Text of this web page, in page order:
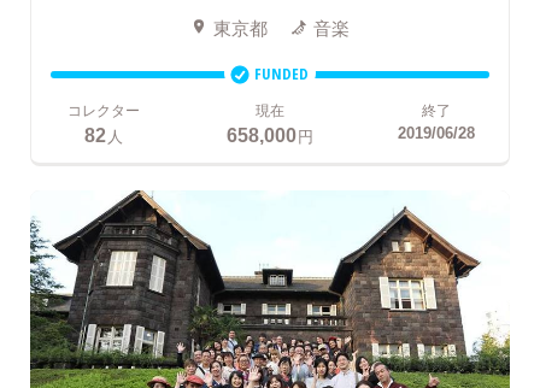
東京都 音楽
FUNDED
コレクター
82 人
現在
658,000円
終了
2019/06/28